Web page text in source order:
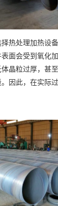
热处理加热设
面会受到氧化
晶粒过厚，甚
因此，在实际